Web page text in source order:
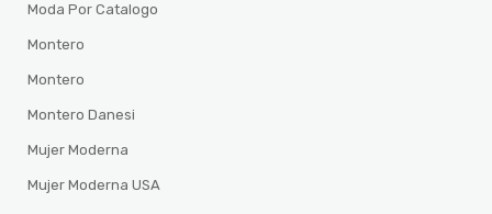
Moda Por Catalogo
Montero
Montero
Montero Danesi
Mujer Moderna
Mujer Moderna USA